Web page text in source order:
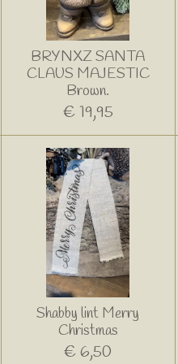
BRYNXZ SANTA
CLAUS MAJESTIC
Brown.
€ 19,95
Shabby lint Merry
Christmas
€ 6,50